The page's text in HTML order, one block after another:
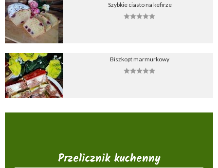
Szybkie ciasto na kefirze
Biszkopt marmurkowy
Przelicznik kuchenny